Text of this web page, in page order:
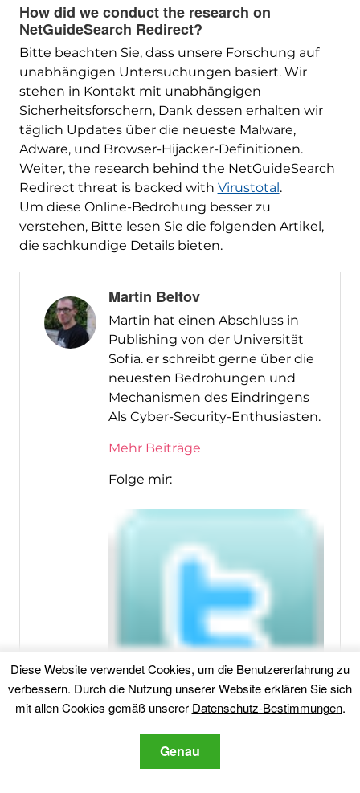
How did we conduct the research on
NetGuideSearch Redirect?
Bitte beachten Sie, dass unsere Forschung auf
unabhängigen Untersuchungen basiert. Wir
stehen in Kontakt mit unabhängigen
Sicherheitsforschern, Dank dessen erhalten wir
täglich Updates über die neueste Malware,
Adware, und Browser-Hijacker-Definitionen.
Weiter, the research behind the NetGuideSearch
Redirect threat is backed with Virustotal.
Um diese Online-Bedrohung besser zu
verstehen, Bitte lesen Sie die folgenden Artikel,
die sachkundige Details bieten.
Martin Beltov
Martin hat einen Abschluss in
Publishing von der Universität
Sofia. er schreibt gerne über die
neuesten Bedrohungen und
Mechanismen des Eindringens
Als Cyber-Security-Enthusiasten.
Mehr Beiträge
Folge mir:
Diese Website verwendet Cookies, um die Benutzererfahrung zu
verbessern. Durch die Nutzung unserer Website erklären Sie sich
mit allen Cookies gemäß unserer Datenschutz-Bestimmungen.
Genau